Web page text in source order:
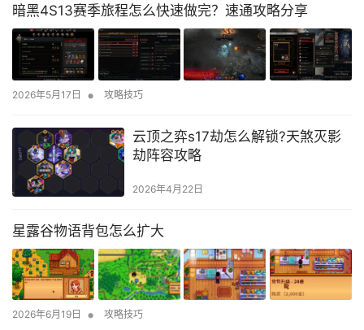
暗黑4S13赛季旅程怎么快速做完？速通攻略分享
2026年5月17日 • 攻略技巧
云顶之弈s17劫怎么解锁?天煞灭影
劫阵容攻略
2026年4月22日
星露谷物语背包怎么扩大
2026年6月19日 • 攻略技巧